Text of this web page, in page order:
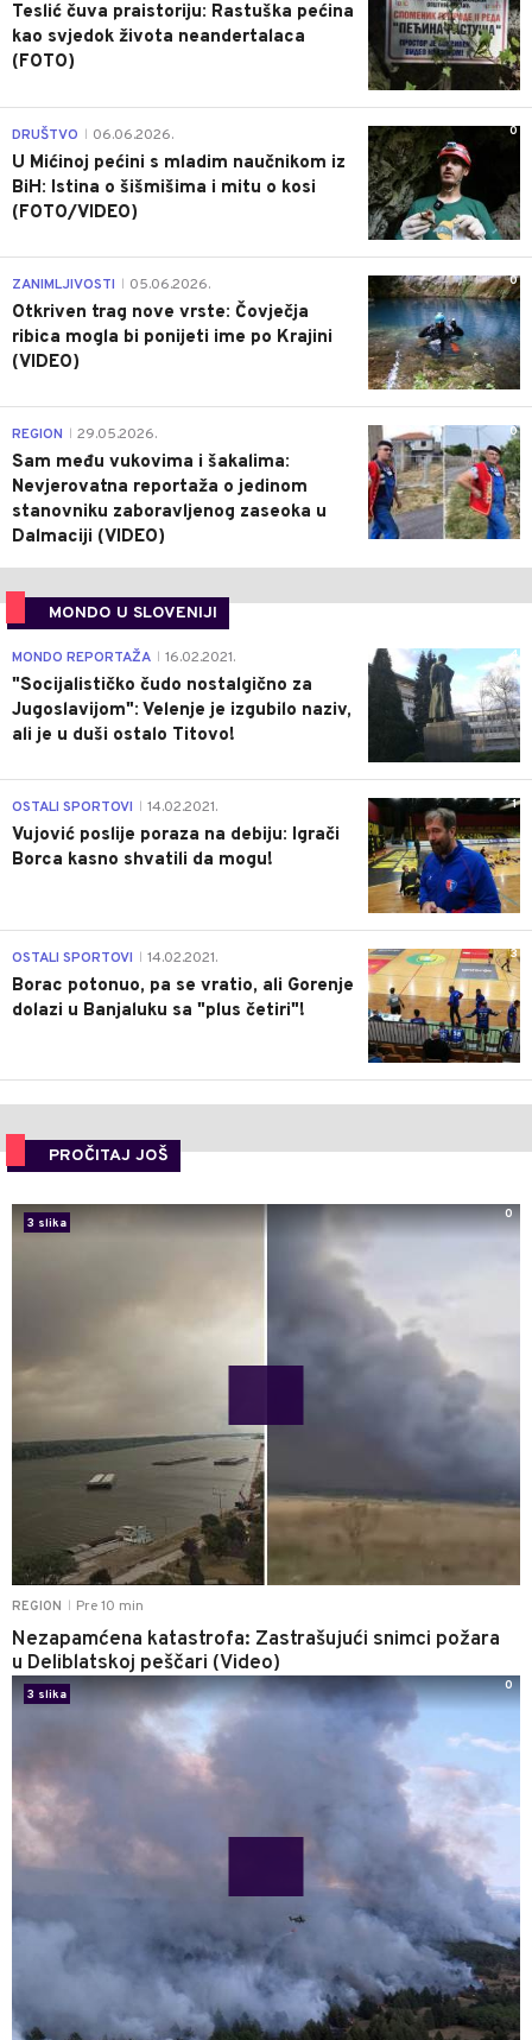
Teslić čuva praistoriju: Rastuška pećina
kao svjedok života neandertalaca
(FOTO)
0
DRUŠTVO 06.06.2026.
U Mićinoj pećini s mladim naučnikom iz
BiH: Istina o šišmišima i mitu o kosi
(FOTO/VIDEO)
0
ZANIMLJIVOSTI 05.06.2026.
Otkriven trag nove vrste: Čovječja
ribica mogla bi ponijeti ime po Krajini
(VIDEO)
0
REGION 29.05.2026.
Sam među vukovima i šakalima:
Nevjerovatna reportaža o jedinom
stanovniku zaboravljenog zaseoka u
Dalmaciji (VIDEO)
MONDO U SLOVENIJI
4
MONDO REPORTAŽA 16.02.2021.
"Socijalističko čudo nostalgično za
Jugoslavijom": Velenje je izgubilo naziv,
ali je u duši ostalo Titovo!
1
OSTALI SPORTOVI 14.02.2021.
Vujović poslije poraza na debiju: Igrači
Borca kasno shvatili da mogu!
3
OSTALI SPORTOVI 14.02.2021.
Borac potonuo, pa se vratio, ali Gorenje
dolazi u Banjaluku sa "plus četiri"!
PROČITAJ JOŠ
REGION Pre 10 min
Nezapamćena katastrofa: Zastrašujući snimci požara
u Deliblatskoj peščari (Video)
3 slika
0
3 slika
0